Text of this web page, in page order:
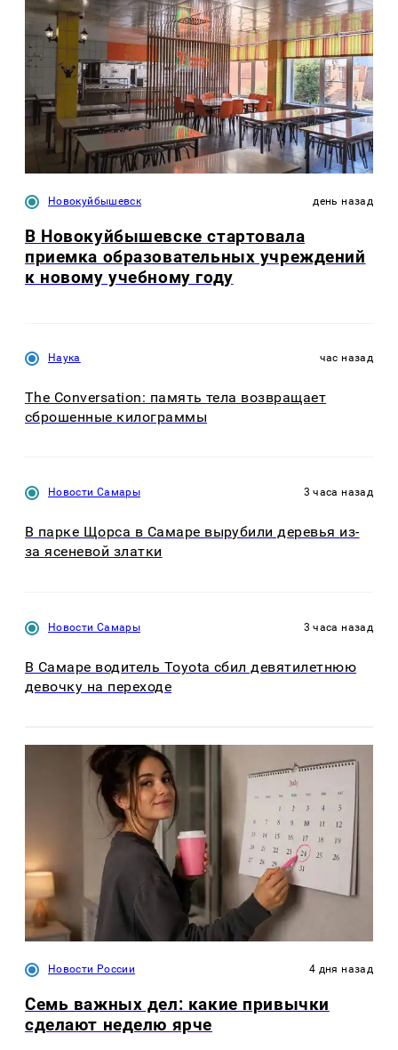
Новокуйбышевск день назад
В Новокуйбышевске стартовала
приемка образовательных учреждений
к новому учебному году
Наука час назад
The Conversation: память тела возвращает
сброшенные килограммы
Новости Самары 3 часа назад
В парке Щорса в Самаре вырубили деревья из-
за ясеневой златки
Новости Самары 3 часа назад
В Самаре водитель Toyota сбил девятилетнюю
девочку на переходе
Новости России 4 дня назад
Семь важных дел: какие привычки
сделают неделю ярче